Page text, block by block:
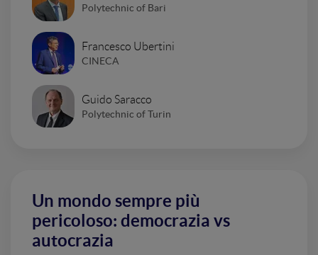
Polytechnic of Bari
Francesco Ubertini
CINECA
Guido Saracco
Polytechnic of Turin
Un mondo sempre più
pericoloso: democrazia vs
autocrazia